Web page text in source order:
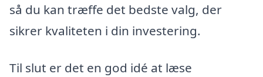
så du kan træffe det bedste valg, der
sikrer kvaliteten i din investering.
Til slut er det en god idé at læse